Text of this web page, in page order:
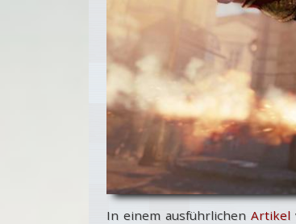
In einem ausführlichen Artikel